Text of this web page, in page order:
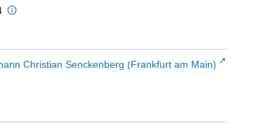
Christian Senckenberg (Frankfurt am Main)